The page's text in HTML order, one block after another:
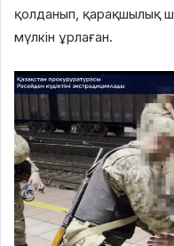
қолданып, қарақшылық
мүлкін ұрлаған.